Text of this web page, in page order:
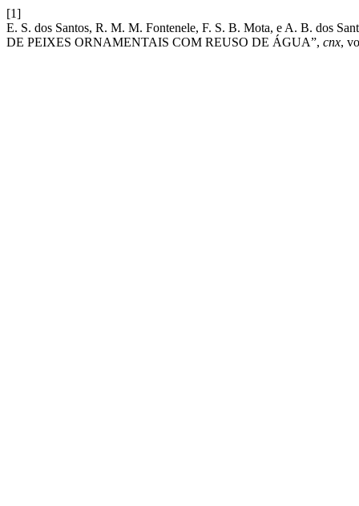
[1]
E. S. dos Santos, R. M. M. Fontenele, F. S. B. Mota, e A. B.
DE PEIXES ORNAMENTAIS COM REUSO DE ÁGUA”, cnx,